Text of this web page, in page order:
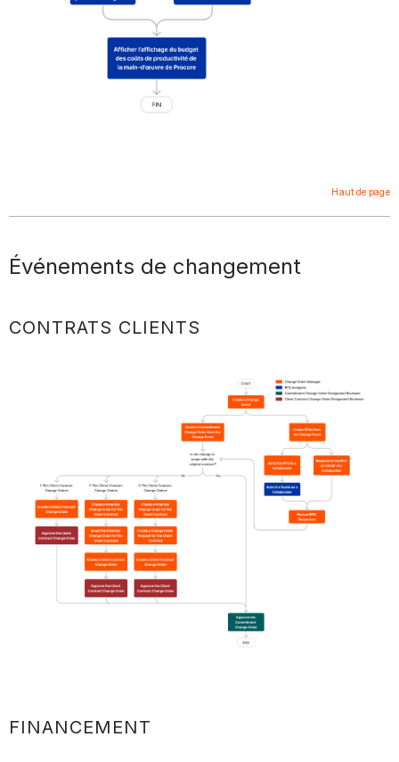
Haut de page
Événements de changement
CONTRATS CLIENTS
FINANCEMENT